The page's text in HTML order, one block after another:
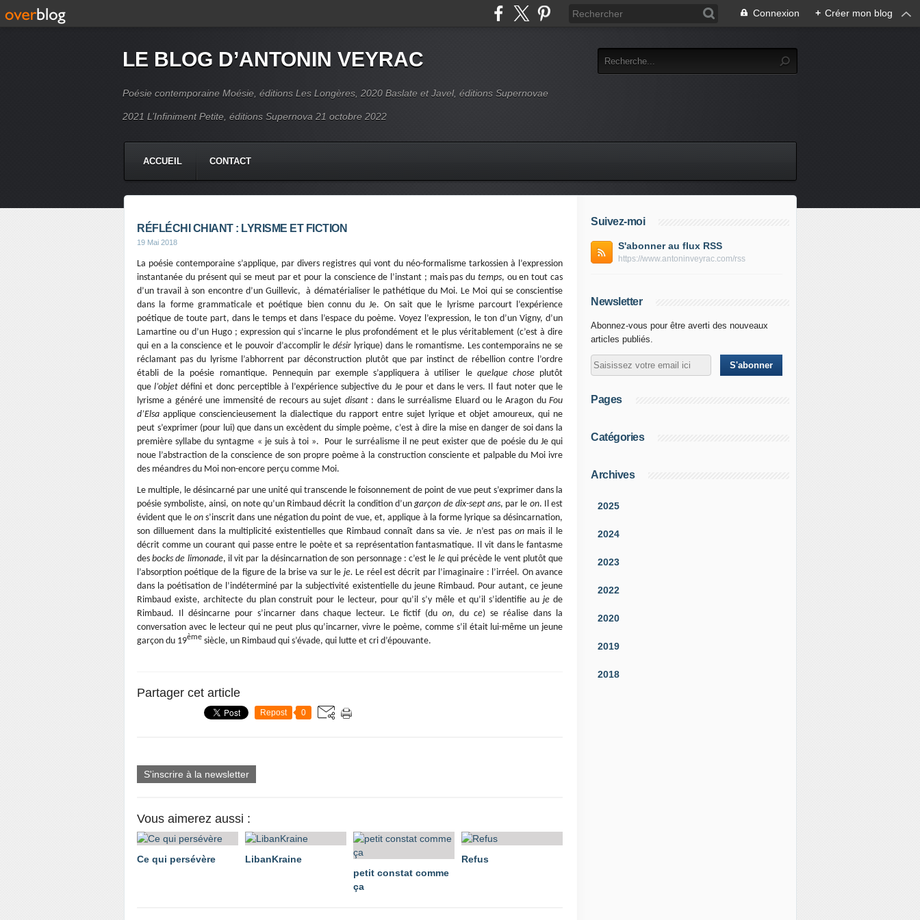
Connexion + Créer mon blog
LE BLOG D’ANTONIN VEYRAC
Poésie contemporaine Moésie, éditions Les Longères, 2020 Baslate et Javel, éditions Supernovae
2021 L’Infiniment Petite, éditions Supernova 21 octobre 2022
ACCUEIL CONTACT
RÉFLÉCHI CHIANT : LYRISME ET FICTION
19 Mai 2018
La poésie contemporaine s’applique, par divers registres qui vont du néo-formalisme tarkossien à l’expression
instantanée du présent qui se meut par et pour la conscience de l’instant ; mais pas du temps, ou en tout cas
d’un travail à son encontre d’un Guillevic, à dématérialiser le pathétique du Moi. Le Moi qui se conscientise
dans la forme grammaticale et poétique bien connu du Je. On sait que le lyrisme parcourt l’expérience
poétique de toute part, dans le temps et dans l’espace du poème. Voyez l’expression, le ton d’un Vigny, d’un
Lamartine ou d’un Hugo ; expression qui s’incarne le plus profondément et le plus véritablement (c’est à dire
qui en a la conscience et le pouvoir d’accomplir ledésir lyrique) dans le romantisme. Les contemporains ne se
réclamant pas du lyrisme l’abhorrent par déconstruction plutôt que par instinct de rébellion contre l’ordre
établi de la poésie romantique. Pennequin par exemple s’appliquera à utiliser le quelque choseplutôt
quel’objet défini et donc perceptible à l’expérience subjective du Je pour et dans le vers. Il faut noter que le
lyrisme a généré une immensité de recours au sujet disant : dans le surréalisme Eluard ou le Aragon duFou
d’Elsa applique consciencieusement la dialectique du rapport entre sujet lyrique et objet amoureux, qui ne
peut s’exprimer (pour lui) que dans un excèdent du simple poème, c’est à dire la mise en danger de soi dans la
première syllabe du syntagme « je suis à toi ». Pour le surréalisme il ne peut exister que de poésie du Je qui
noue l’abstraction de la conscience de son propre poème à la construction consciente et palpable du Moi ivre
des méandres du Moi non-encore perçu comme Moi.
Le multiple, le désincarné par une unité qui transcende le foisonnement de point de vue peut s’exprimer dans la
poésie symboliste, ainsi, on note qu’un Rimbaud décrit la condition d’ungarçon de dix-sept ans, par le on. Il est
évident que le ons’inscrit dans une négation du point de vue, et, applique à la forme lyrique sa désincarnation,
son dilluement dans la multiplicité existentielles que Rimbaud connaît dans sa vie. Je n’est pas onmais il le
décrit comme un courant qui passe entre le poète et sa représentation fantasmatique. Il vit dans le fantasme
desbocks de limonade, il vit par la désincarnation de son personnage : c’est le lequi précède le vent plutôt que
l’absorption poétique de la figure de la brise va sur le je. Le réel est décrit par l’imaginaire : l’irréel. On avance
dans la poétisation de l’indéterminé par la subjectivité existentielle du jeune Rimbaud. Pour autant, ce jeune
Rimbaud existe, architecte du plan construit pour le lecteur, pour qu’il s’y mêle et qu’il s’identifie auje de
Rimbaud. Il désincarne pour s’incarner dans chaque lecteur. Le fictif (duon, duce) se réalise dans la
conversation avec le lecteur qui ne peut plus qu’incarner, vivre le poème, comme s’il était lui-même un jeune
garçon du 19ème siècle, un Rimbaud qui s’évade, qui lutte et cri d’épouvante.
Partager cet article
Repost 0
S'inscrire à la newsletter
Vous aimerez aussi :
Ce qui persévère
LibanKraine
petit constat comme
ça
Refus
Suivez-moi
S'abonner au flux RSS
https://www.antoninveyrac.com/rss
Newsletter
Abonnez-vous pour être averti des nouveaux
articles publiés.
Pages
Catégories
Archives
2025
2024
2023
2022
2020
2019
2018